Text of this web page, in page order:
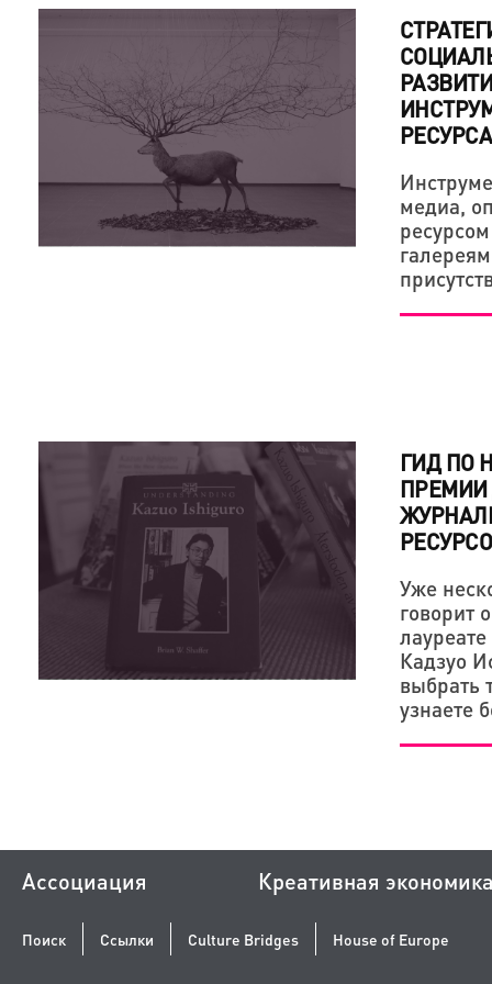
РЕСУРСА
медиа,
ГИД ПО
ПРЕМИИ
Уже
говорит
Кадзуо
выбрать
узнаете
Ассоциация Креативная экономика
Поиск Ссылки Culture Bridges House of Europe